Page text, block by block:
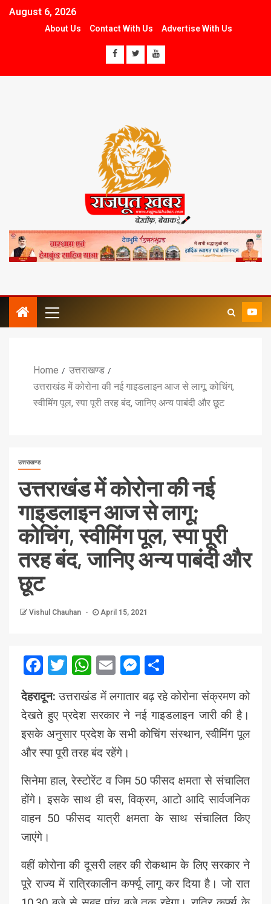
August 6, 2026
About Us Contact With Us Advertise With Us
Home
उत्तराखण्ड
उत्तराखंड में कोरोना की नई गाइडलाइन आज से लागू; कोचिंग,
स्वीमिंग पूल, स्पा पूरी तरह बंद, जानिए अन्य पाबंदी और छूट
उत्तराखण्ड
उत्तराखंड में कोरोना की नई
गाइडलाइन आज से लागू;
कोचिंग, स्वीमिंग पूल, स्पा पूरी
तरह बंद, जानिए अन्य पाबंदी और
छूट
Vishul Chauhan April 15, 2021
Facebook
Twitter
WhatsApp
EmailMessenger
देहरादून: उत्तराखंड में लगातार बढ़ रहे कोरोना संक्रमण को
देखते हुए प्रदेश सरकार ने नई गाइडलाइन जारी की है।
इसके अनुसार प्रदेश के सभी कोचिंग संस्थान, स्वीमिंग पूल
और स्पा पूरी तरह बंद रहेंगे।
सिनेमा हाल, रेस्टोरेंट व जिम 50 फीसद क्षमता से संचालित
होंगे। इसके साथ ही बस, विक्रम, आटो आदि सार्वजनिक
वाहन 50 फीसद यात्री क्षमता के साथ संचालित किए
जाएंगे।
वहीं कोरोना की दूसरी लहर की रोकथाम के लिए सरकार ने
पूरे राज्य में रात्रिकालीन कर्फ्यू लागू कर दिया है। जो रात